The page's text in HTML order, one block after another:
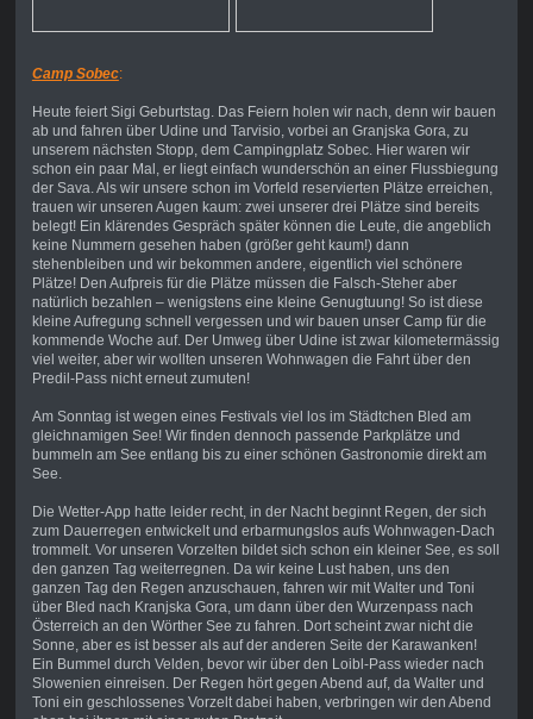
Camp Sobec:
Heute feiert Sigi Geburtstag. Das Feiern holen wir nach, denn wir bauen
ab und fahren über Udine und Tarvisio, vorbei an Granjska Gora, zu
unserem nächsten Stopp, dem Campingplatz Sobec. Hier waren wir
schon ein paar Mal, er liegt einfach wunderschön an einer Flussbiegung
der Sava. Als wir unsere schon im Vorfeld reservierten Plätze erreichen,
trauen wir unseren Augen kaum: zwei unserer drei Plätze sind bereits
belegt! Ein klärendes Gespräch später können die Leute, die angeblich
keine Nummern gesehen haben (größer geht kaum!) dann
stehenbleiben und wir bekommen andere, eigentlich viel schönere
Plätze! Den Aufpreis für die Plätze müssen die Falsch-Steher aber
natürlich bezahlen – wenigstens eine kleine Genugtuung! So ist diese
kleine Aufregung schnell vergessen und wir bauen unser Camp für die
kommende Woche auf. Der Umweg über Udine ist zwar kilometermässig
viel weiter, aber wir wollten unseren Wohnwagen die Fahrt über den
Predil-Pass nicht erneut zumuten!
Am Sonntag ist wegen eines Festivals viel los im Städtchen Bled am
gleichnamigen See! Wir finden dennoch passende Parkplätze und
bummeln am See entlang bis zu einer schönen Gastronomie direkt am
See.
Die Wetter-App hatte leider recht, in der Nacht beginnt Regen, der sich
zum Dauerregen entwickelt und erbarmungslos aufs Wohnwagen-Dach
trommelt. Vor unseren Vorzelten bildet sich schon ein kleiner See, es soll
den ganzen Tag weiterregnen. Da wir keine Lust haben, uns den
ganzen Tag den Regen anzuschauen, fahren wir mit Walter und Toni
über Bled nach Kranjska Gora, um dann über den Wurzenpass nach
Österreich an den Wörther See zu fahren. Dort scheint zwar nicht die
Sonne, aber es ist besser als auf der anderen Seite der Karawanken!
Ein Bummel durch Velden, bevor wir über den Loibl-Pass wieder nach
Slowenien einreisen. Der Regen hört gegen Abend auf, da Walter und
Toni ein geschlossenes Vorzelt dabei haben, verbringen wir den Abend